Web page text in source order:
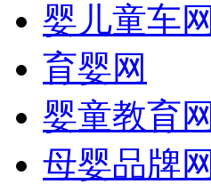
婴儿童车网
育婴网
婴童教育网
母婴品牌网